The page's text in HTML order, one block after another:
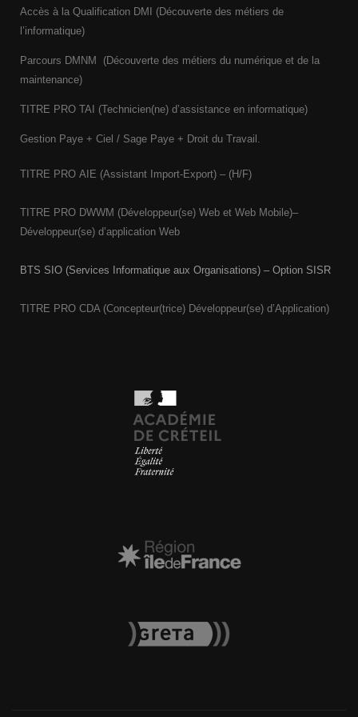
Accès à la Qualification DMI (Découverte des métiers de
l’informatique)
Parcours DMNM (Découverte des métiers du numérique et de la
maintenance)
TITRE PRO TAI (Technicien(ne) d’assistance en informatique)
Gestion Paye + Ciel / Sage Paye + Droit du Travail.
TITRE PRO AIE (Assistant Import-Export) – (H/F)
TITRE PRO DWWM (Développeur(se) Web et Web Mobile)–
Développeur(se) d’application Web
BTS SIO (Services Informatique aux Organisations) – Option SISR
TITRE PRO CDA (Concepteur(trice) Développeur(se) d’Application)